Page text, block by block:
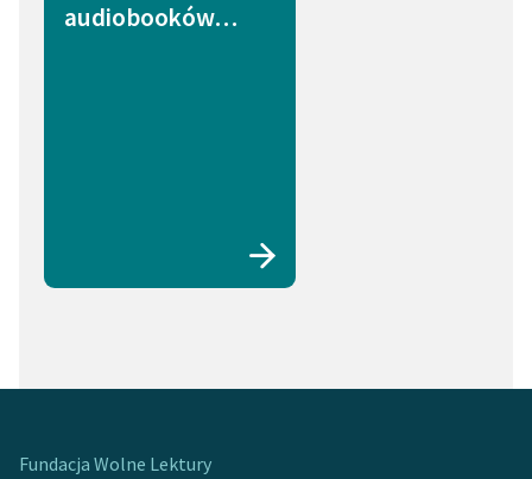
audiobooków…
Fundacja Wolne Lektury